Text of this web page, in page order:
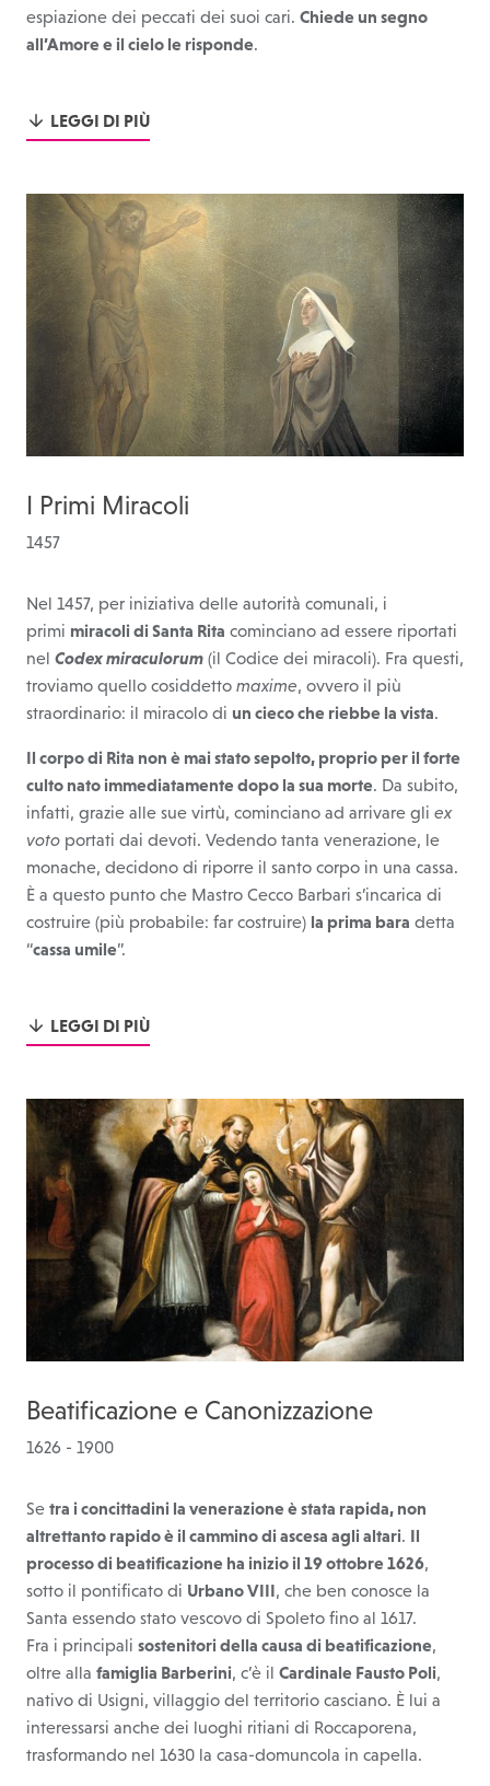
espiazione dei peccati dei suoi cari. Chiede un segno
all’Amore e il cielo le risponde.
LEGGI DI PIÙ
I Primi Miracoli
1457
Nel 1457, per iniziativa delle autorità comunali, i
primi miracoli di Santa Rita cominciano ad essere riportati
nel Codex miraculorum (il Codice dei miracoli). Fra questi,
troviamo quello cosiddetto maxime, ovvero il più
straordinario: il miracolo di un cieco che riebbe la vista.
Il corpo di Rita non è mai stato sepolto, proprio per il forte
culto nato immediatamente dopo la sua morte. Da subito,
infatti, grazie alle sue virtù, cominciano ad arrivare gli ex
voto portati dai devoti. Vedendo tanta venerazione, le
monache, decidono di riporre il santo corpo in una cassa.
È a questo punto che Mastro Cecco Barbari s’incarica di
costruire (più probabile: far costruire) la prima bara detta
“cassa umile”.
LEGGI DI PIÙ
Beatificazione e Canonizzazione
1626 - 1900
Se tra i concittadini la venerazione è stata rapida, non
altrettanto rapido è il cammino di ascesa agli altari. Il
processo di beatificazione ha inizio il 19 ottobre 1626,
sotto il pontificato di Urbano VIII, che ben conosce la
Santa essendo stato vescovo di Spoleto fino al 1617.
Fra i principali sostenitori della causa di beatificazione,
oltre alla famiglia Barberini, c’è il Cardinale Fausto Poli,
nativo di Usigni, villaggio del territorio casciano. È lui a
interessarsi anche dei luoghi ritiani di Roccaporena,
trasformando nel 1630 la casa-domuncola in capella.